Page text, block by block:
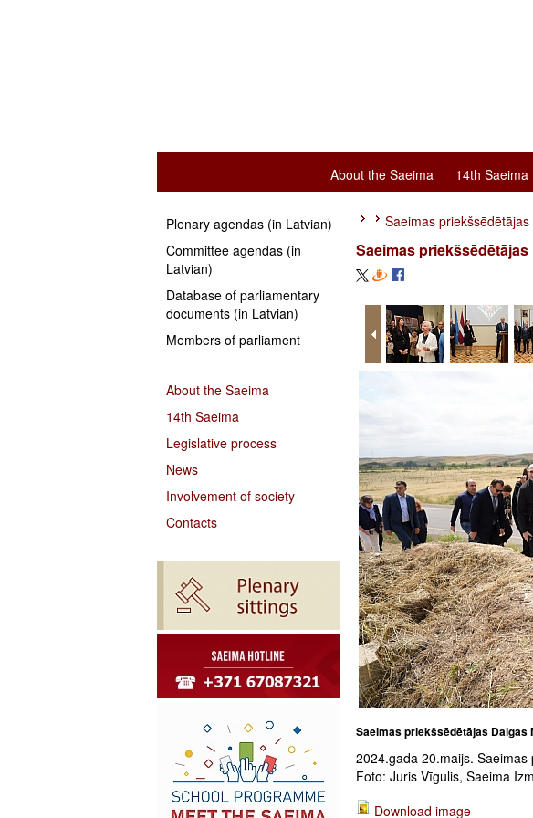
About the Saeima 14th Saeima
Plenary agendas (in Latvian)
Committee agendas (in
Latvian)
Database of parliamentary
documents (in Latvian)
Members of parliament
About the Saeima
14th Saeima
Legislative process
News
Involvement of society
Contacts
Saeimas
Saeimas
Saeimas priekšsēdētājas Daigas
2024.gada 20.maijs.
Foto: Juris Vīgulis, Saeima
Download image